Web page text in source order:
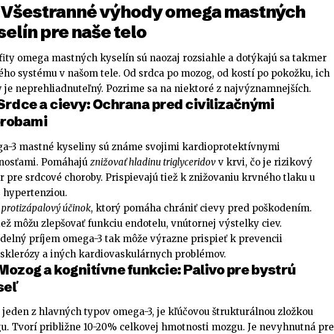
Všestranné výhody omega mastných
pre naše telo
omega mastných kyselín sú naozaj rozsiahle a dotýkajú sa takmer
systému v našom tele. Od srdca po mozog, od kostí po pokožku, ich
je neprehliadnuteľný. Pozrime sa na niektoré z najvýznamnejších.
a cievy: Ochrana pred civilizačnými
3 mastné kyseliny sú známe svojimi kardioprotektívnymi
Pomáhajú znižovať hladinu triglyceridov v krvi, čo je rizikový
pre srdcové choroby. Prispievajú tiež k znižovaniu krvného tlaku u
hypertenziou.
protizápalový účinok, ktorý pomáha chrániť cievy pred poškodením.
môžu zlepšovať funkciu endotelu, vnútornej výstelky ciev.
príjem omega-3 tak môže výrazne prispieť k prevencii
a iných kardiovaskulárnych problémov.
a kognitívne funkcie: Palivo pre bystrú
jeden z hlavných typov omega-3, je kľúčovou štrukturálnou zložkou
Tvorí približne 10-20% celkovej hmotnosti mozgu. Je nevyhnutná pre